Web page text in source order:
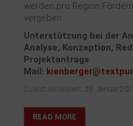
werden pro Region
vergeben.
Unterstützung bei der
Analyse, Konzeption,
Projektantrags
Mail:
Zuletzt aktualisiert: 29. Januar
READ MORE